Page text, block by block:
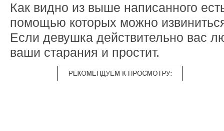
Как видно из выше написанного
помощью которых можно
Если девушка действительно вас
ваши старания и простит.